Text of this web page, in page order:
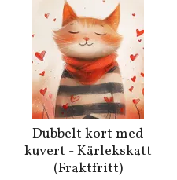
Dubbelt kort med
kuvert - Kärlekskatt
(Fraktfritt)